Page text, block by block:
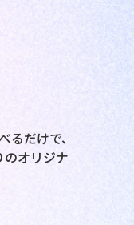
だけで、
オリジナ